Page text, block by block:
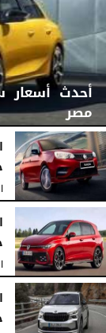
أحدث أسعار
مصر
الأربعاء، 15 أبريل 2026 07:06